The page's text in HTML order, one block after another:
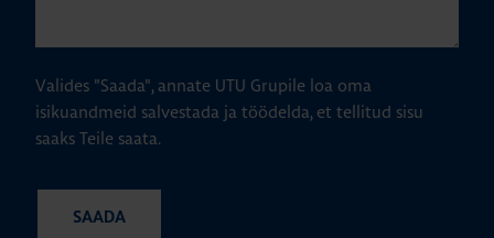
Valides "Saada", annate UTU Grupile loa oma
isikuandmeid salvestada ja töödelda, et tellitud sisu
saaks Teile saata.